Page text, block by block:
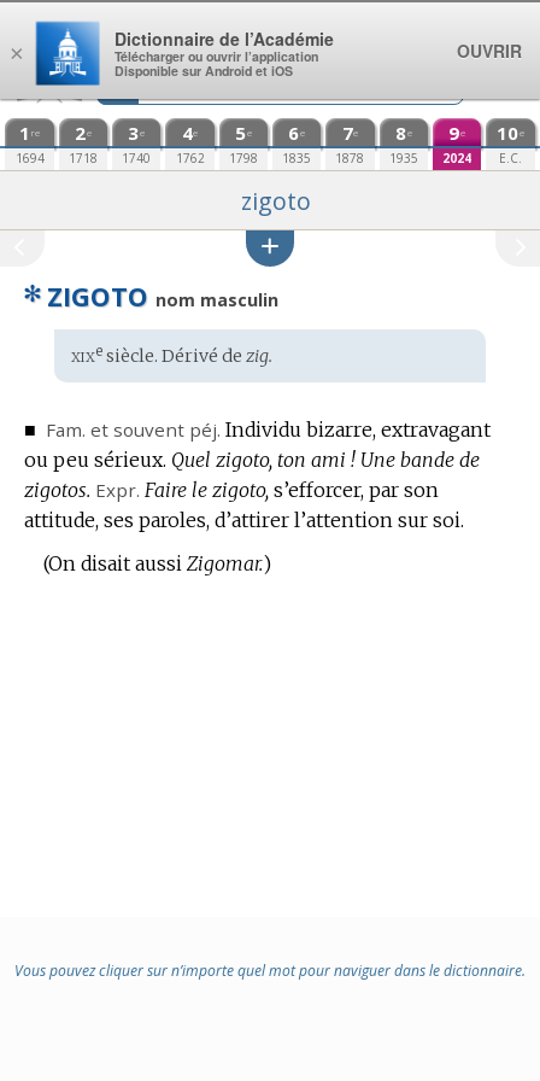
Aller au contenu
1 re
1694
2e
1718
3e
1740
4e
1762
5e
1798
6e
1835
7e
1878
8e
1935
9e
2024
10e
E.C.
zigoto
✻ ZIGOTO nom masculin
Étymologie
:
xixesiècle. Dérivé de zig.
■ Fam. et souvent péj. Individu bizarre, extravagant
ou peu sérieux. Quel zigoto, ton ami ! Une bande de
zigotos. Expr. Faire le zigoto, s’efforcer, par son
attitude, ses paroles, d’attirer l’attention sur soi.
(On disait aussi Zigomar.)
Vous pouvez cliquer sur n’importe quel mot pour naviguer dans le dictionnaire.
×
Dictionnaire de l’Académie
Télécharger ou ouvrir l’application
Disponible sur Android et iOS
OUVRIR